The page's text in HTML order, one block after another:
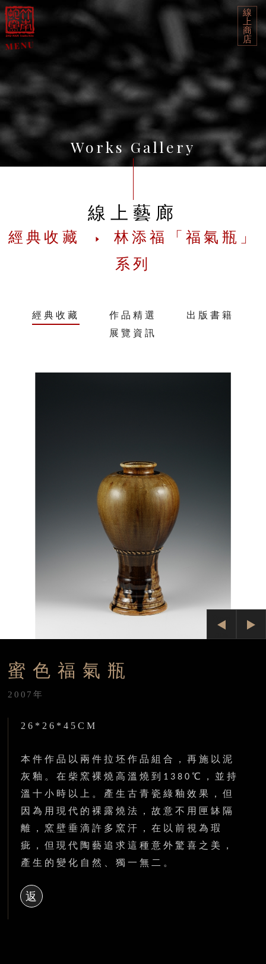
線
上
商
店
Works Gallery
線上藝廊
經典收藏
林添福「福氣瓶」
系列
經典收藏 作品精選
出版書籍
展覽資訊
Previ
Next
蜜色福氣瓶
2007年
26*26*45CM
本件作品以兩件拉坯作品組合，再施以泥
灰釉 。在柴窯裸燒高溫燒到 1380 ℃，並持
溫十小時以上。產生古青瓷綠釉效果，但
因為用現代的裸露燒法，故意不用匣缽隔
離，窯壁垂滴許多窯汗
，在以前視為瑕
疵
，但現代陶藝追求這種意外驚喜之美
，
產生的變化自然
、獨一無二。
返